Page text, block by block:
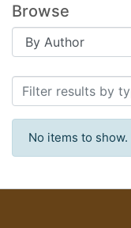
Browse
Browsing
No items to show.